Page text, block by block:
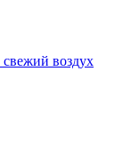
воздух